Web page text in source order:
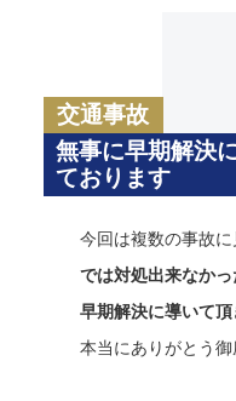
交通事故
無事に早期解決
ております
今回は複数の事故
では対処出来なか
早期解決に導いて
本当にありがとう御